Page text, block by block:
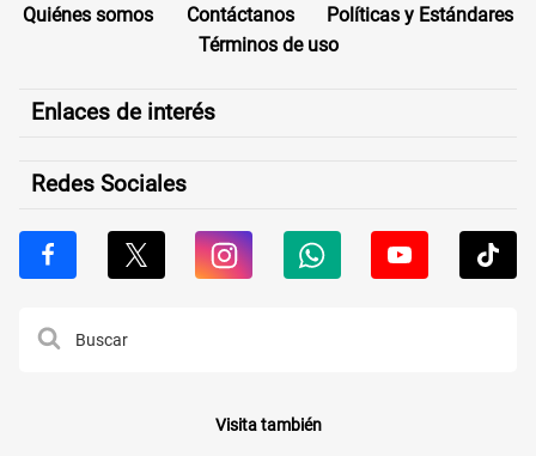
Quiénes somos Contáctanos
Políticas y Estándares
Términos de uso
Enlaces de interés
Redes Sociales
Visita también